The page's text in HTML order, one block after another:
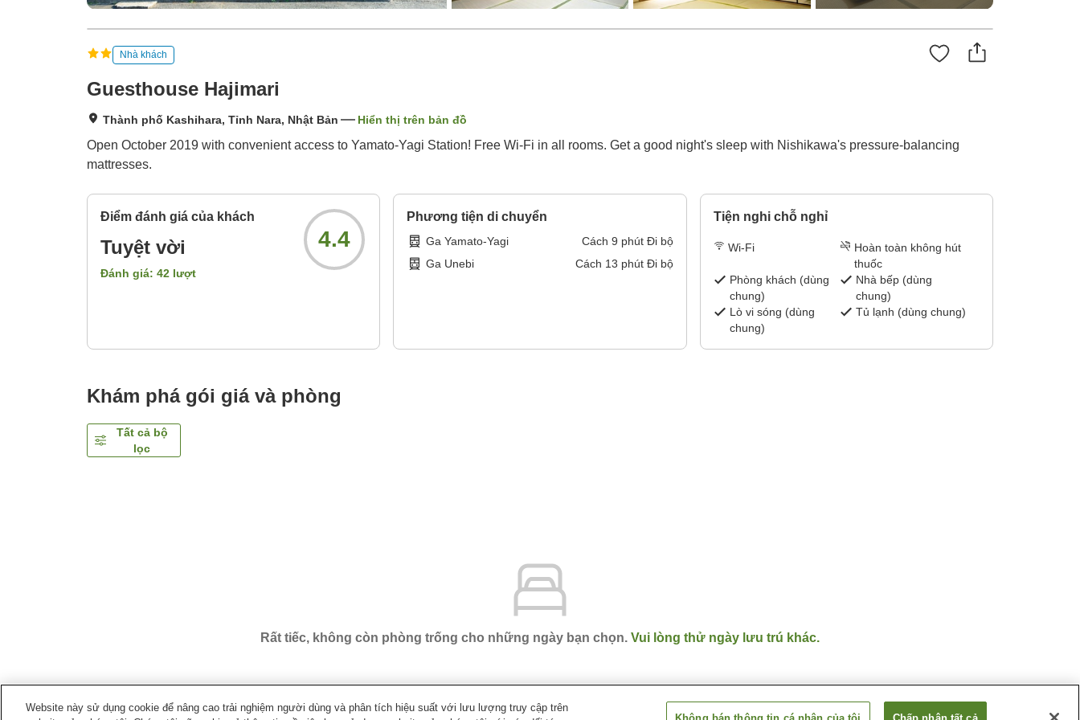
Nhà khách
Guesthouse Hajimari
Thành phố Kashihara, Tỉnh Nara, Nhật Bản Hiển thị trên bản đồ
Open October 2019 with convenient access to Yamato-Yagi Station! Free Wi-Fi in all rooms. Get a good night's sleep with Nishikawa's pressure-balancing
mattresses.
Điểm đánh giá của khách
Tuyệt vời
Đánh giá: 42 lượt
4.4
Phương tiện di chuyển
Ga Yamato-Yagi Cách 9 phút Đi bộ
Ga Unebi
Cách 13 phút Đi bộ
Tiện nghi chỗ nghỉ
Wi-Fi
Hoàn toàn không hút
thuốc
Phòng khách (dùng
chung)
Nhà bếp (dùng
chung)
Lò vi sóng (dùng
chung)
Tủ lạnh (dùng chung)
Khám phá gói giá và phòng
Tất cả bộ
lọc
Rất tiếc, không còn phòng trống cho những ngày bạn chọn. Vui lòng thử ngày lưu trú khác.
Website này sử dụng cookie để nâng cao trải nghiệm người dùng và phân tích hiệu suất với lưu lượng truy cập trên
Không bán thông tin cá nhân của tôi Chấp nhận tất cả